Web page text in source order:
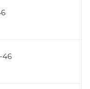
46